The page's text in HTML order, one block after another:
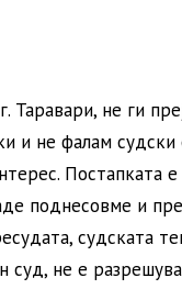
Таравари, не ги
и не фалам судски
Постапката
поднесовме и
судската
суд, не е